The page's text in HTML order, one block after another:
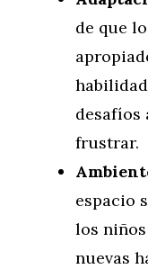
de que
desafíos
frustrar.
espacio
los
nuevas